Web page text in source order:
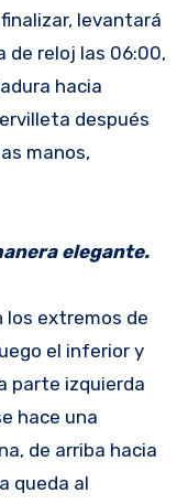
levantará
de reloj las 06:00,
hacia
después
manos,
elegante.
los extremos de
el inferior y
parte izquierda
hace una
de arriba hacia
queda al